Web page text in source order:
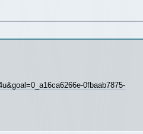
0fbaab7875-